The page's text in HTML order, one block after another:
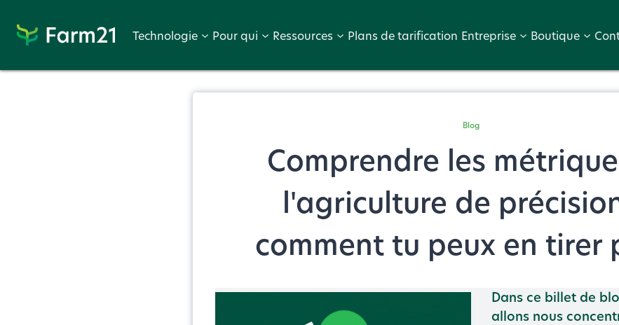
Procéder
PayPal
Technologie Pour qui Ressources Plans de tarification Entreprise Boutique
Blog
Comprendre les
l'agriculture de
comment tu peux en tirer
Dans ce billet de
allons nous